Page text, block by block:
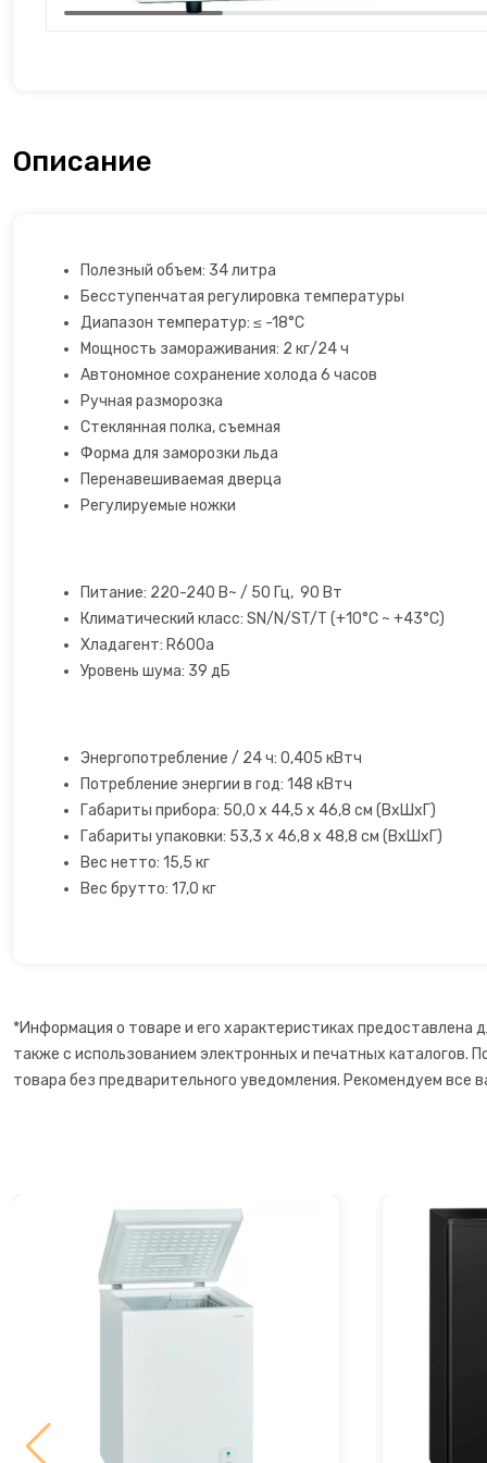
Описание
Полезный объем: 34 литра
Бесступенчатая регулировка температуры
Диапазон температур: ≤ -18°C
Мощность замораживания: 2 кг/24 ч
Автономное сохранение холода 6 часов
Ручная разморозка
Стеклянная полка, съемная
Форма для заморозки льда
Перенавешиваемая дверца
Регулируемые ножки
Питание: 220-240 В~ / 50 Гц, 90 Вт
Климатический класс: SN/N/ST/T (+10°C ~ +43°C)
Хладагент: R600a
Уровень шума: 39 дБ
Энергопотребление / 24 ч: 0,405 кВтч
Потребление энергии в год: 148 кВтч
Габариты прибора: 50,0 х 44,5 х 46,8 см (ВхШхГ)
Габариты упаковки: 53,3 х 46,8 х 48,8 см (ВхШхГ)
Вес нетто: 15,5 кг
Вес брутто: 17,0 кг
*Информация о товаре и его характеристиках предоставлена
также с использованием электронных и печатных каталогов.
товара без предварительного уведомления. Рекомендуем
Мультиварки
Мультиварки
Мясорубки
Настольные плиты
Перколяторы
Пицца мейкер
Пончик-мейкеры
Пуровер
Слайсеры для нарезки
Сушилки для фруктов
Тостеры